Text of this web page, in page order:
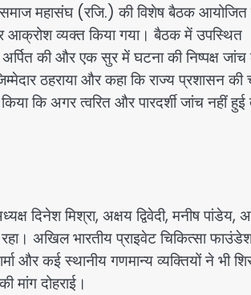
समाज महासंघ (रजि.) की विशेष बैठक आयोजित
आक्रोश व्यक्त किया गया। बैठक में उपस्थित
की और एक सुर में घटना की निष्पक्ष जांच
ठहराया और कहा कि राज्य प्रशासन
कि अगर त्वरित और पारदर्शी जांच नहीं हुई
दिनेश मिश्रा, अक्षय द्विवेदी, मनीष पांडेय,
अखिल भारतीय प्राइवेट चिकित्सा
और कई स्थानीय गणमान्य व्यक्तियों ने भी
मांग दोहराई।